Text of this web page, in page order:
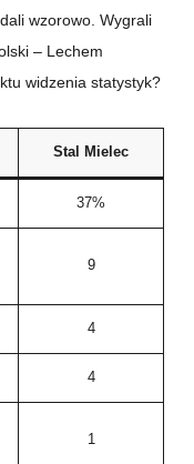
wzorowo. Wygrali
– Lechem
widzenia statystyk?
Stal Mielec
37%
9
4
4
1